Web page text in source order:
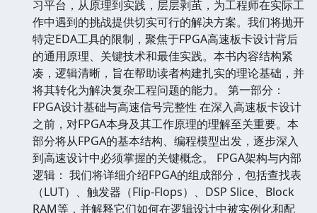
习平台，从原理到实践，层层剥茧，为工程师在实际工
作中遇到的挑战提供切实可行的解决方案。我们将抛开
特定EDA工具的限制，聚焦于FPGA高速板卡设计背后
的通用原理、关键技术和最佳实践。本书内容结构紧
凑，逻辑清晰，旨在帮助读者构建扎实的理论基础，并
将其转化为解决复杂工程问题的能力。 第一部分：
FPGA设计基础与高速信号完整性 在深入高速板卡设计
之前，对FPGA本身及其工作原理的理解至关重要。本
部分将从FPGA的基本结构、编程模型出发，逐步深入
到高速设计中必须掌握的关键概念。 FPGA架构与内部
逻辑： 我们将详细介绍FPGA的组成部分，包括查找表
（LUT）、触发器（Flip-Flops）、DSP Slice、Block
RAM等，并解释它们如何在逻辑设计中被实例化和配